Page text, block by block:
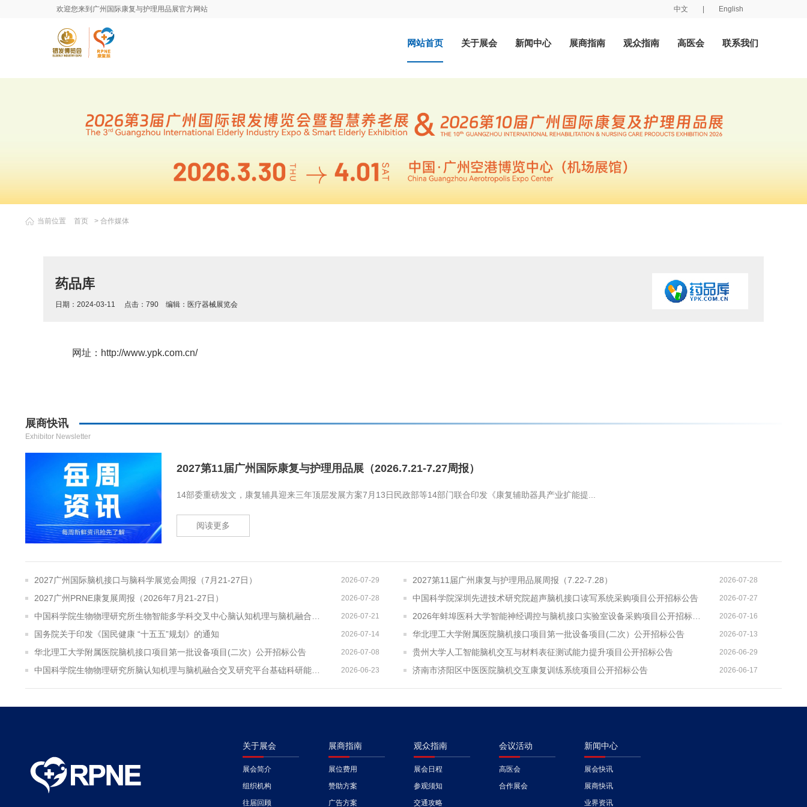
欢迎您来到广州国际康复与护理用品展官方网站 中文 English
网站首页 关于展会 新闻中心 展商指南 观众指南 高医会 联系我们
当前位置 首页 > 合作媒体
药品库
日期：2024-03-11 点击： 790 编辑： 医疗器械展览会
网址：http://www.ypk.com.cn/
展商快讯
Exhibitor Newsletter
2027第11届广州国际康复与护理用品展（2026.7.21-7.27周报）
14部委重磅发文，康复辅具迎来三年顶层发展方案7月13日民政部等14部门联合印发《康复辅助器具产业扩能提...
阅读更多
2026-07-29
2027广州国际脑机接口与脑科学展览会周报（7月21-27日） 2026-07-28
2027第11届广州康复与护理用品展周报（7.22-7.28）
2026-07-28
2027广州PRNE康复展周报（2026年7月21-27日） 2026-07-27
中国科学院深圳先进技术研究院超声脑机接口读写系统采购项目公开招标公告
2026-07-21 2026-07-16
2026-07-14
国务院关于印发《国民健康 “十五五”规划》的通知 2026-07-13
华北理工大学附属医院脑机接口项目第一批设备项目(二次）公开招标公告
2026-07-08
华北理工大学附属医院脑机接口项目第一批设备项目(二次）公开招标公告 2026-06-29
贵州大学人工智能脑机交互与材料表征测试能力提升项目公开招标公告
2026-06-23 2026-06-17
济南市济阳区中医医院脑机交互康复训练系统项目公开招标公告
关于展会
展会简介
组织机构
往届回顾
展商指南
展位费用
赞助方案
广告方案
观众指南
展会日程
参观须知
交通攻略
会议活动
高医会
合作展会
新闻中心
展会快讯
展商快讯
业界资讯